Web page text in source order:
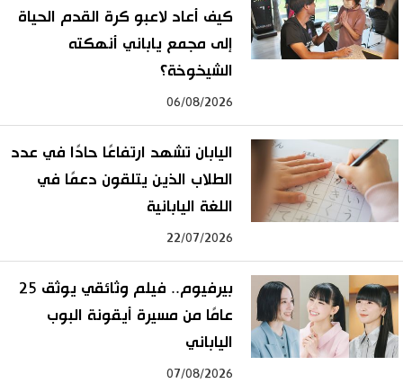
كيف أعاد لاعبو كرة القدم الحياة
إلى مجمع ياباني أنهكته
الشيخوخة؟
06/08/2026
اليابان تشهد ارتفاعًا حادًا في عدد
الطلاب الذين يتلقون دعمًا في
اللغة اليابانية
22/07/2026
بيرفيوم.. فيلم وثائقي يوثق 25
عامًا من مسيرة أيقونة البوب
الياباني
07/08/2026